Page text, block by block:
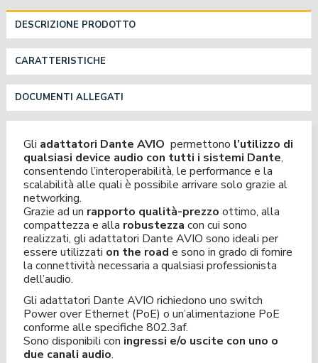
DESCRIZIONE PRODOTTO
CARATTERISTICHE
DOCUMENTI ALLEGATI
Gli adattatori Dante AVIO permettono l’utilizzo di
qualsiasi device audio con tutti i sistemi Dante,
consentendo l’interoperabilità, le performance e la
scalabilità alle quali è possibile arrivare solo grazie al
networking.
Grazie ad un rapporto qualità-prezzo ottimo, alla
compattezza e alla robustezza con cui sono
realizzati, gli adattatori Dante AVIO sono ideali per
essere utilizzati on the road e sono in grado di fornire
la connettività necessaria a qualsiasi professionista
dell’audio.
Gli adattatori Dante AVIO richiedono uno switch
Power over Ethernet (PoE) o un’alimentazione PoE
conforme alle specifiche 802.3af.
Sono disponibili con ingressi e/o uscite con uno o
due canali audio.